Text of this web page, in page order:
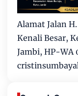
Alamat Jalan
Kenali Besar,
Jambi, HP-WA